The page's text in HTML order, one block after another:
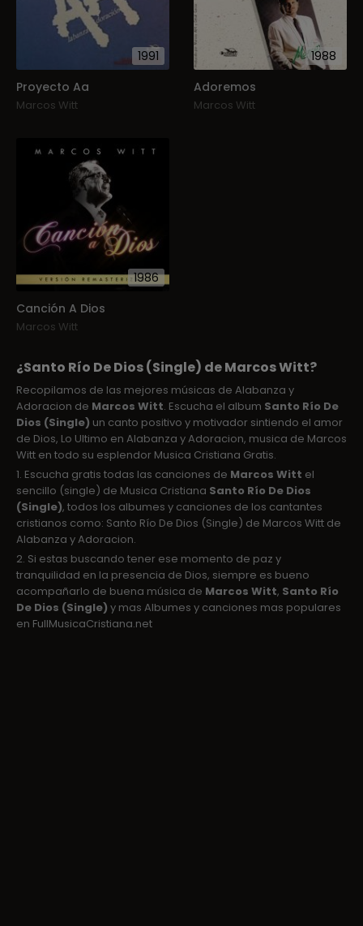
1991
Proyecto Aa
Marcos Witt
1988
Adoremos
Marcos Witt
1986
Canción A Dios
Marcos Witt
¿Santo Río De Dios (Single) de Marcos Witt?
Recopilamos de las mejores músicas de Alabanza y
Adoracion de Marcos Witt. Escucha el album Santo Río De
Dios (Single) un canto positivo y motivador sintiendo el amor
de Dios, Lo Ultimo en Alabanza y Adoracion, musica de Marcos
Witt en todo su esplendor Musica Cristiana Gratis.
1. Escucha gratis todas las canciones de Marcos Witt el
sencillo (single) de Musica Cristiana Santo Río De Dios
(Single), todos los albumes y canciones de los cantantes
cristianos como: Santo Río De Dios (Single) de Marcos Witt de
Alabanza y Adoracion.
2. Si estas buscando tener ese momento de paz y
tranquilidad en la presencia de Dios, siempre es bueno
acompañarlo de buena música de Marcos Witt, Santo Río
De Dios (Single) y mas Albumes y canciones mas populares
en FullMusicaCristiana.net